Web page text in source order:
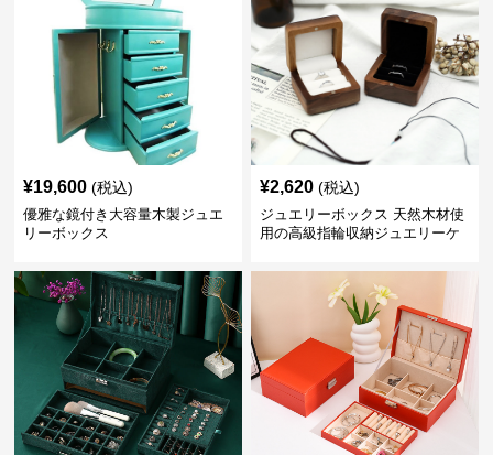
¥19,600 (税込)
優雅な鏡付き大容量木製ジュエ
リーボックス
¥2,620 (税込)
ジュエリーボックス 天然木材使
用の高級指輪収納ジュエリーケ